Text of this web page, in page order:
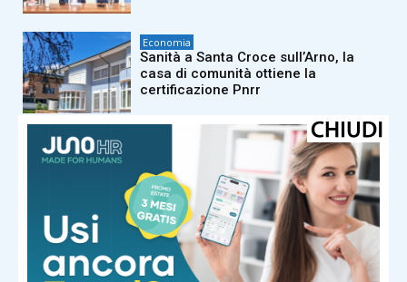
Economia
Sanità a Santa Croce sull’Arno, la
casa di comunità ottiene la
certificazione Pnrr
Comprensorio del Cuoio, crisi senza
precedenti: oltre 800 lavoratori in
cassa integrazione
Economia
L’obiettivo della Regione: “Tornare a
rendere l’Arno pienamente fruibile”